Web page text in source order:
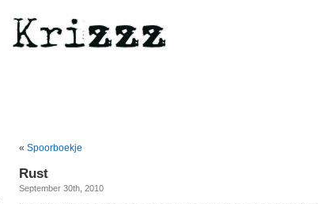
« Spoorboekje
Rust
September 30th, 2010